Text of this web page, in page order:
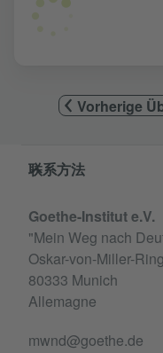
Vorherige
Service- und
联系方法
Goethe-Institut e.V.
"Mein Weg nach
Oskar-von-Miller-
80333 Munich
Allemagne
mwnd@goethe.de